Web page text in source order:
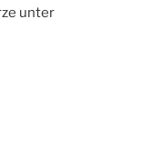
unter